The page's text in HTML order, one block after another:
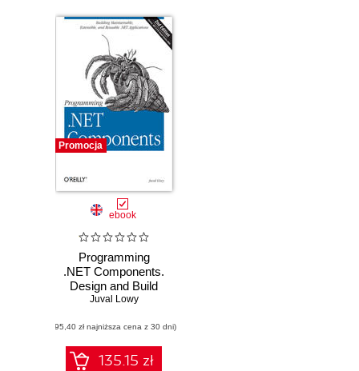
Promocja
ebook
Programming
.NET Components.
Design and Build
.NET Applications
Oriented
Programming. 2nd
Edition
Juval Lowy
(95,40 zł najniższa cena z 30 dni)
135.15 zł